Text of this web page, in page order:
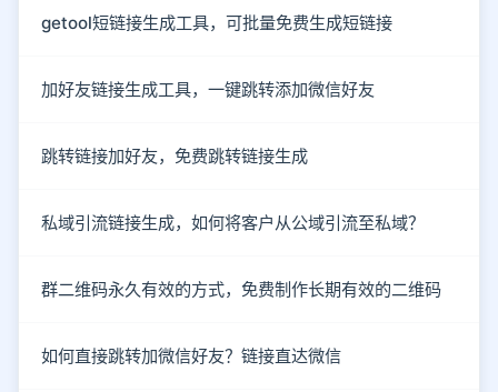
getool短链接生成工具，可批量免费生成短链接
加好友链接生成工具，一键跳转添加微信好友
跳转链接加好友，免费跳转链接生成
私域引流链接生成，如何将客户从公域引流至私域？
群二维码永久有效的方式，免费制作长期有效的二维码
如何直接跳转加微信好友？链接直达微信